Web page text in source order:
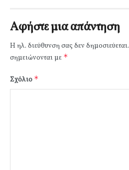
Αφήστε μια απάντηση
Η ηλ. διεύθυνση σας δεν δημοσιεύεται.
σημειώνονται με *
Σχόλιο *